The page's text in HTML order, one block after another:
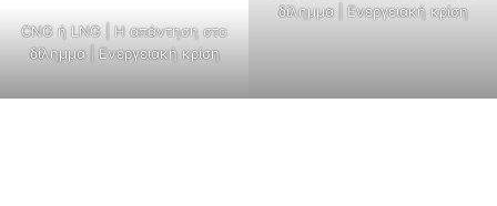
CNG ή LNG | H απάντηση στο
δίλημμα | Ενεργειακή κρίση
δίλημμα | Ενεργειακή κρίση